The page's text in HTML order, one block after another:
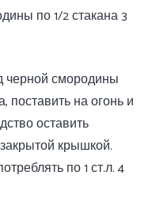
по 1/2 стакана 3
черной смородины
поставить на огонь и
оставить
крышкой.
по 1 ст.л. 4